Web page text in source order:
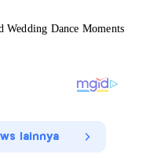
lainnya